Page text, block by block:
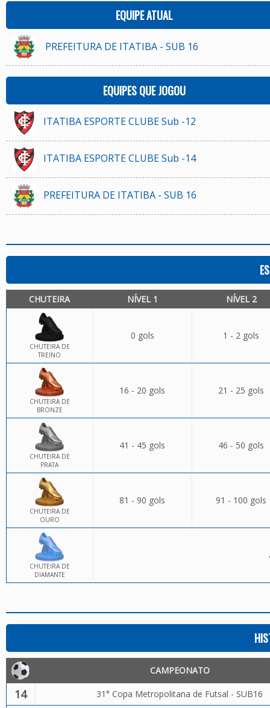
EQUIPE ATUAL
PREFEITURA DE ITATIBA - SUB 16
EQUIPES QUE JOGOU
ITATIBA ESPORTE CLUBE Sub -12
ITATIBA ESPORTE CLUBE Sub -14
PREFEITURA DE ITATIBA - SUB 16
CHUTEIRA NÍVEL 1 NÍVEL 2
CHUTEIRA DE
TREINO
0 gols 1 - 2 gols
CHUTEIRA DE
BRONZE
16 - 20 gols 21 - 25 gols
CHUTEIRA DE
PRATA
41 - 45 gols 46 - 50 gols
CHUTEIRA DE
OURO
81 - 90 gols 91 - 100 gols
CHUTEIRA DE
DIAMANTE
CAMPEONATO
14 31° Copa Metropolitana de Futsal - SUB16